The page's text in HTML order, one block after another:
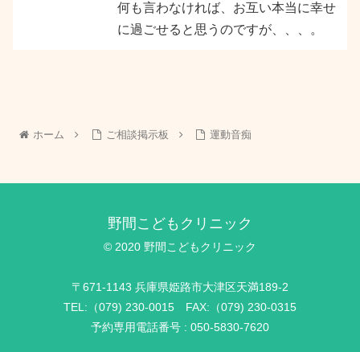
何も言わなければ、お互い本当に幸せ
に過ごせると思うのですが、、、。
ホーム ご相談掲示板 運動音痴
野間こどもクリニック
© 2020 野間こどもクリニック
〒671-1143 兵庫県姫路市大津区天満189-2
TEL:（079) 230-0015 FAX:（079) 230-0315
予約専用電話番号 : 050-5830-7620